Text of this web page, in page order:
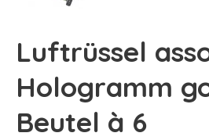
Luftrüssel
Hologramm
Beutel à 6